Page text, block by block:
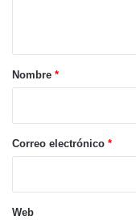
r
*
Nombre *
Correo electrónico *
Web